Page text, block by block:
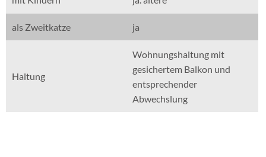
als Zweitkatze ja
Haltung
Wohnungshaltung mit
gesichertem Balkon und
entsprechender
Abwechslung